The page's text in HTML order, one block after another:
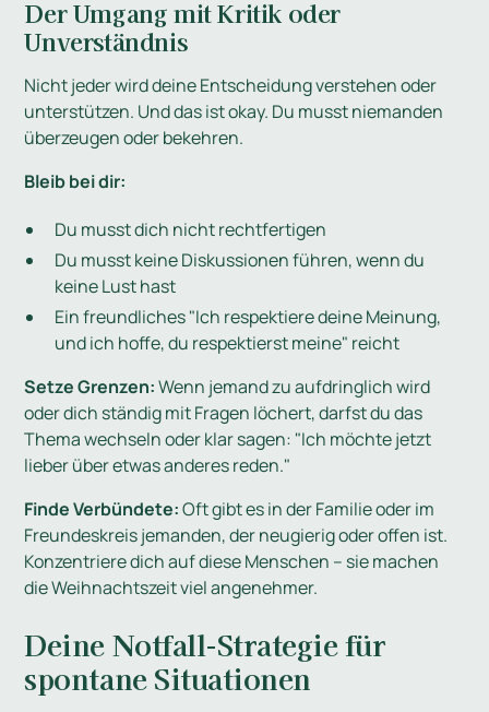
Der Umgang mit Kritik oder
Unverständnis
Nicht jeder wird deine Entscheidung verstehen oder
unterstützen. Und das ist okay. Du musst niemanden
überzeugen oder bekehren.
Bleib bei dir:
Du musst dich nicht rechtfertigen
Du musst keine Diskussionen führen, wenn du
keine Lust hast
Ein freundliches "Ich respektiere deine Meinung,
und ich hoffe, du respektierst meine" reicht
Setze Grenzen:Wenn jemand zu aufdringlich wird
oder dich ständig mit Fragen löchert, darfst du das
Thema wechseln oder klar sagen: "Ich möchte jetzt
lieber über etwas anderes reden."
Finde Verbündete:Oft gibt es in der Familie oder im
Freundeskreis jemanden, der neugierig oder offen ist.
Konzentriere dich auf diese Menschen – sie machen
die Weihnachtszeit viel angenehmer.
Deine Notfall-Strategie für
spontane Situationen